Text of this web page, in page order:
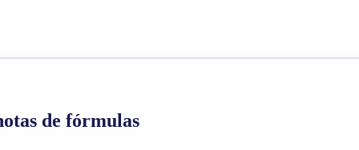
de fórmulas